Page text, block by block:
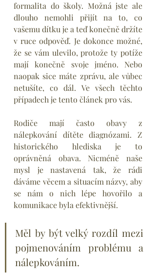
formalita do školy. Možná jste ale
dlouho nemohli přijít na to, co
vašemu dítku je a teď konečně držíte
v ruce odpověď. Je dokonce možné,
že se vám ulevilo, protože ty potíže
mají konečně svoje jméno. Nebo
naopak sice máte zprávu, ale vůbec
netušíte, co dál. Ve všech těchto
případech je tento článek pro vás.
Rodiče mají často obavy z
nálepkování dítěte diagnózami. Z
historického hlediska je to
oprávněná obava. Nicméně naše
mysl je nastavená tak, že rádi
dáváme věcem a situacím názvy, aby
se nám o nich lépe hovořilo a
komunikace byla efektivnější.
Měl by být velký rozdíl mezi
pojmenováním problému a
nálepkováním.